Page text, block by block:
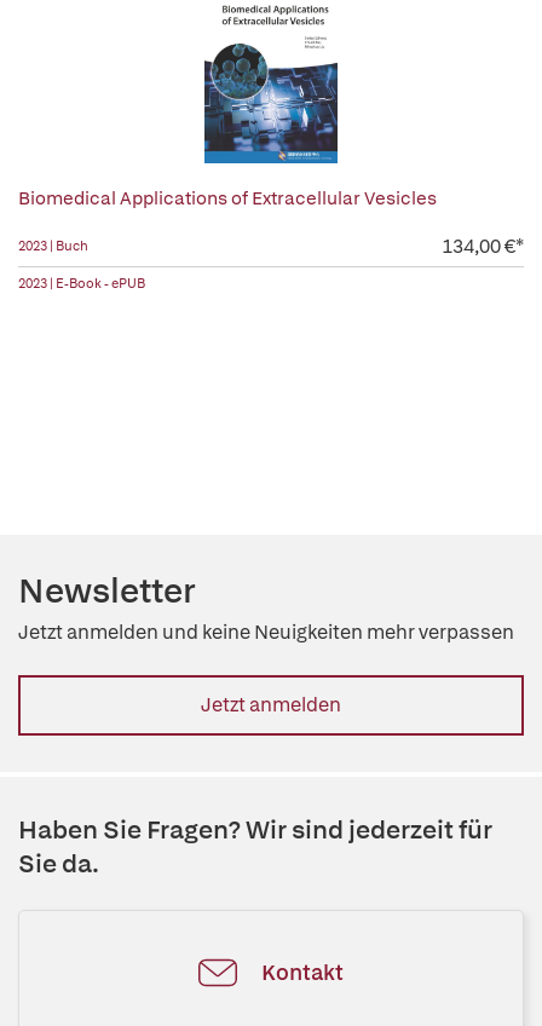
Biomedical Applications of Extracellular Vesicles
2023 | Buch 134,00 €*
2023 | E-Book - ePUB
Newsletter
Jetzt anmelden und keine Neuigkeiten mehr verpassen
Jetzt anmelden
Haben Sie Fragen? Wir sind jederzeit für
Sie da.
Kontakt